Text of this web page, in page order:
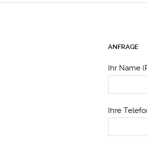
ANFRAGE
Ihr Name
Ihre